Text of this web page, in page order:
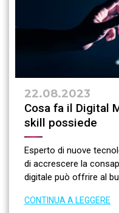
22.08.2023
Cosa fa il Digital
skill possiede
Esperto di nuove
di accrescere la
digitale può offrire al
CONTINUA A LEGGERE